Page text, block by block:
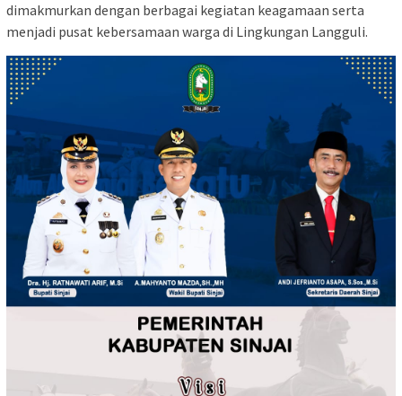
dimakmurkan dengan berbagai kegiatan keagamaan serta
menjadi pusat kebersamaan warga di Lingkungan Langguli.